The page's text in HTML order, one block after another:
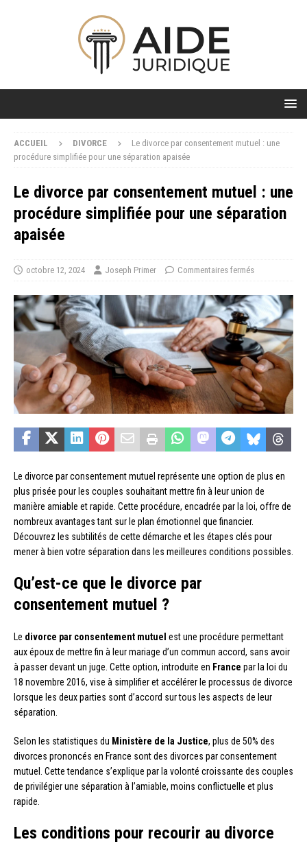
ACCUEIL DIVORCE
Le divorce par consentement mutuel : une
procédure simplifiée pour une séparation apaisée
Le divorce par consentement mutuel : une
procédure simplifiée pour une séparation
apaisée
octobre 12, 2024 Joseph Primer Commentaires fermés
Le divorce par consentement mutuel représente une option de plus en
plus prisée pour les couples souhaitant mettre fin à leur union de
manière amiable et rapide. Cette procédure, encadrée par la loi, offre de
nombreux avantages tant sur le plan émotionnel que financier.
Découvrez les subtilités de cette démarche et les étapes clés pour
mener à bien votre séparation dans les meilleures conditions possibles.
Qu’est-ce que le divorce par
consentement mutuel ?
Le divorce par consentement mutuel est une procédure permettant
aux époux de mettre fin à leur mariage d’un commun accord, sans avoir
à passer devant un juge. Cette option, introduite en France par la loi du
18 novembre 2016, vise à simplifier et accélérer le processus de divorce
lorsque les deux parties sont d’accord sur tous les aspects de leur
séparation.
Selon les statistiques du Ministère de la Justice, plus de 50% des
divorces prononcés en France sont des divorces par consentement
mutuel. Cette tendance s’explique par la volonté croissante des couples
de privilégier une séparation à l’amiable, moins conflictuelle et plus
rapide.
Les conditions pour recourir au divorce